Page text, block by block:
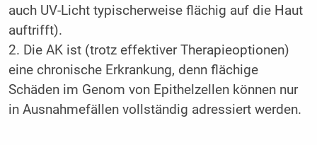
auch UV-Licht typischerweise flächig auf die Haut
auftrifft).
2. Die AK ist (trotz effektiver Therapieoptionen)
eine chronische Erkrankung, denn flächige
Schäden im Genom von Epithelzellen können nur
in Ausnahmefällen vollständig adressiert werden.